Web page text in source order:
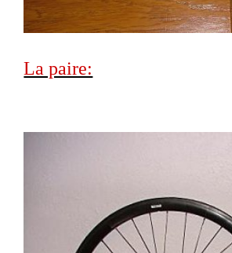
La paire: